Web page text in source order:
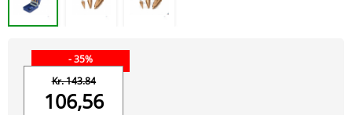
- 35%
Kr. 143.84
106,56